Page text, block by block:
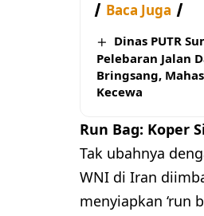
Baca Juga
Dinas PUTR
Pelebaran Jalan
Bringsang,
Kecewa
Run Bag: Koper
Tak ubahnya
WNI di Iran
menyiapkan ‘run